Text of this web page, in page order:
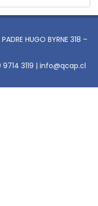
HUGO BYRNE 318 –
3119 | info@qcap.cl